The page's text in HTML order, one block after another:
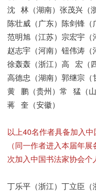
沈 林（湖南）张茂兴（
陈壮威（广东）陈剑锋（
范明旭（江苏）宗宏宇（
赵志宇（河南）钮伟涛（
徐轰轰（浙江）高 宏（
高德忠（湖南）郭继宗（
黄 鹏（贵州）常 猛（山
蒋 奎（安徽）
以上40名作者具备加入
（同一作者进入本届年
次加入中国书法家协会个
丁乐平（浙江）丁立臣（